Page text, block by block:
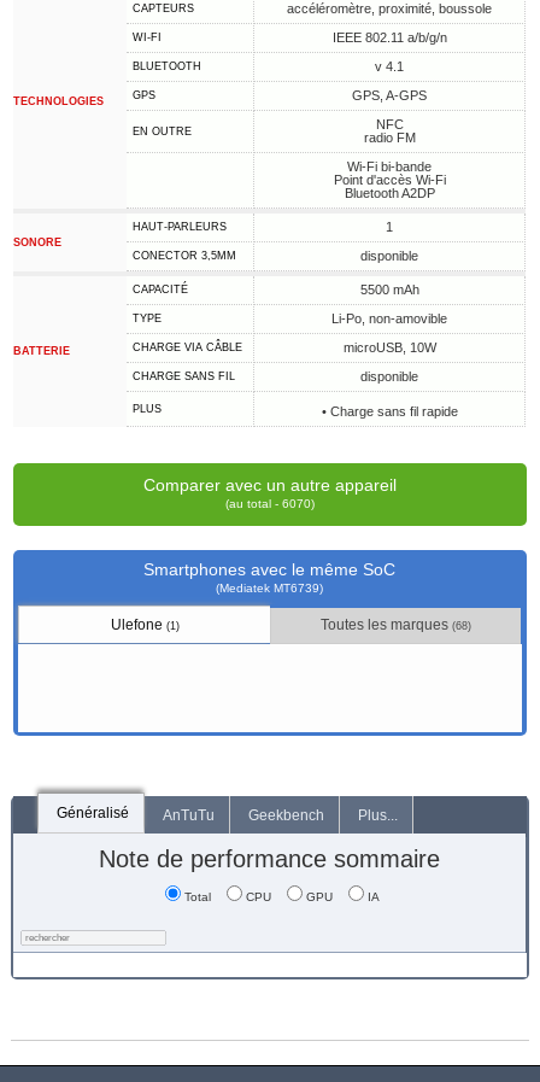
TECHNOLOGIES
CAPTEURS accéléromètre, proximité, boussole
WI-FI IEEE 802.11 a/b/g/n
BLUETOOTH v 4.1
GPS GPS, A-GPS
EN OUTRE
NFC
radio FM
Wi-Fi bi-bande
Point d'accès Wi-Fi
Bluetooth A2DP
SONORE
HAUT-PARLEURS 1
CONECTOR 3,5MM disponible
BATTERIE
CAPACITÉ 5500 mAh
TYPE Li-Po, non-amovible
CHARGE VIA CÂBLE microUSB, 10W
CHARGE SANS FIL disponible
PLUS • Charge sans fil rapide
Comparer avec un autre appareil
(au total - 6070)
Smartphones avec le même SoC
(Mediatek MT6739)
Ulefone (1) Toutes les marques(68)
Généralisé AnTuTu Geekbench Plus...
Note de performance sommaire
Total CPU GPU IA